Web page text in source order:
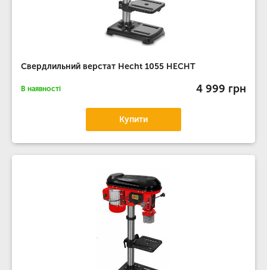
Свердлильний верстат Hecht 1055 HECHT
В наявності 4 999 грн
Купити